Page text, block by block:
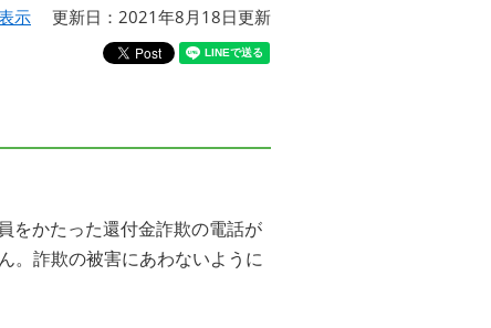
示 更新日：2021年8月18日更新
をかたった還付金詐欺の電話が
。詐欺の被害にあわないように